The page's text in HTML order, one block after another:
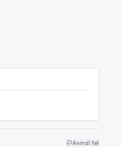
Anmäl fel